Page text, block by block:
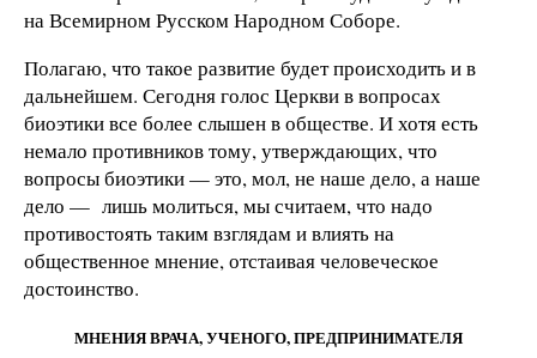
на Всемирном Русском Народном Соборе.
Полагаю, что такое развитие будет происходить и в
дальнейшем. Сегодня голос Церкви в вопросах
биоэтики все более слышен в обществе. И хотя есть
немало противников тому, утверждающих, что
вопросы биоэтики — это, мол, не наше дело, а наше
дело — лишь молиться, мы считаем, что надо
противостоять таким взглядам и влиять на
общественное мнение, отстаивая человеческое
достоинство.
МНЕНИЯ ВРАЧА, УЧЕНОГО, ПРЕДПРИНИМАТЕЛЯ